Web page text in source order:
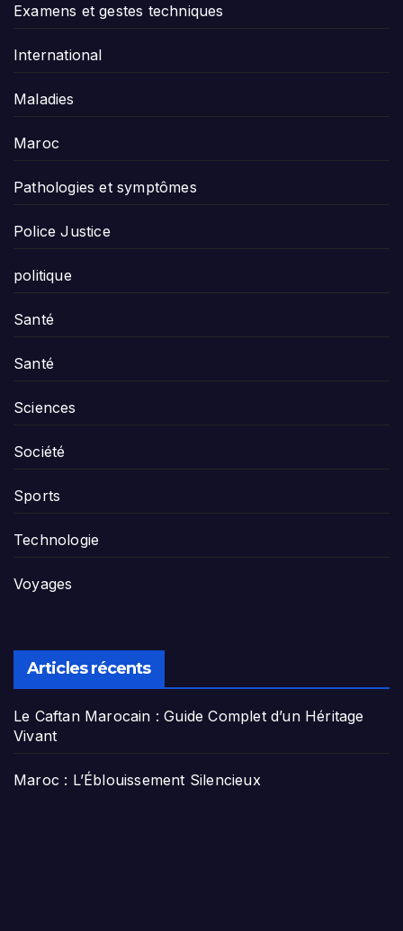
Examens et gestes techniques
International
Maladies
Maroc
Pathologies et symptômes
Police Justice
politique
Santé
Santé
Sciences
Société
Sports
Technologie
Voyages
Articles récents
Le Caftan Marocain : Guide Complet d’un Héritage
Vivant
Maroc : L’Éblouissement Silencieux